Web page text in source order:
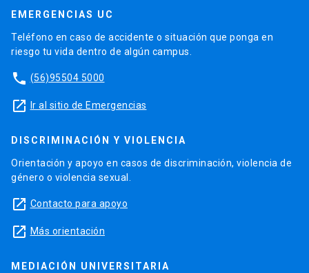
EMERGENCIAS UC
Teléfono en caso de accidente o situación que ponga en
riesgo tu vida dentro de algún campus.
phone (56)95504 5000
launch Ir al sitio de Emergencias
DISCRIMINACIÓN Y VIOLENCIA
Orientación y apoyo en casos de discriminación, violencia de
género o violencia sexual.
launch Contacto para apoyo
launch Más orientación
MEDIACIÓN UNIVERSITARIA